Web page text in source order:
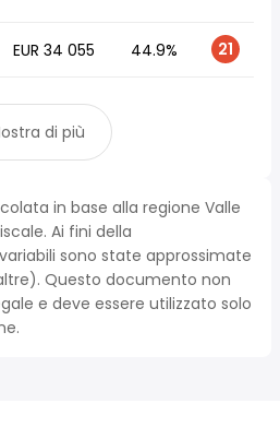
EUR 34 055 44.9% 21
di più
in base alla regione Valle
Ai fini della
sono state approssimate
Questo documento non
e deve essere utilizzato solo